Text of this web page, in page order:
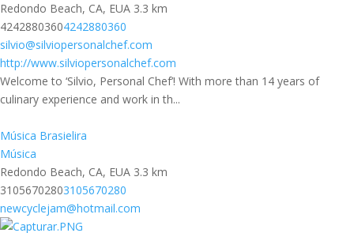
Redondo Beach, CA, EUA 3.3 km
42428803604242880360
silvio@silviopersonalchef.com
http://www.silviopersonalchef.com
Welcome to ‘Silvio, Personal Chef’! With more than 14 years of
culinary experience and work in th...
Música Brasielira
Música
Redondo Beach, CA, EUA 3.3 km
31056702803105670280
newcyclejam@hotmail.com